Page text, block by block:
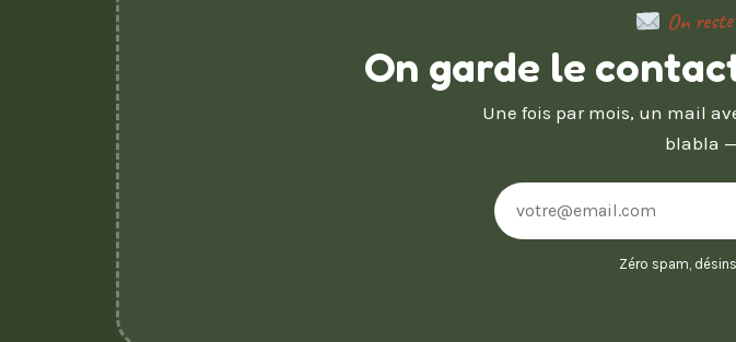
On
On garde le
Une fois par mois, un mail
blabla
Zéro spam,